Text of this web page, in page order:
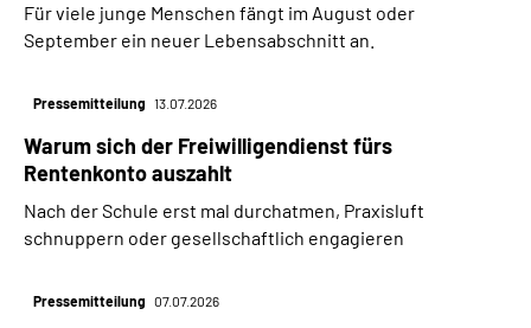
Für viele junge Menschen fängt im August oder
September ein neuer Lebensabschnitt an.
Pressemitteilung 13.07.2026
Warum sich der Freiwilligendienst fürs
Rentenkonto auszahlt
Nach der Schule erst mal durchatmen, Praxisluft
schnuppern oder gesellschaftlich engagieren
Pressemitteilung 07.07.2026